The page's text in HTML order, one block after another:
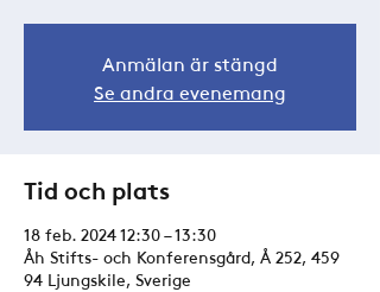
Anmälan är stängd
Se andra evenemang
Tid och plats
18 feb. 2024 12:30 – 13:30
Åh Stifts- och Konferensgård, Å 252, 459
94 Ljungskile, Sverige